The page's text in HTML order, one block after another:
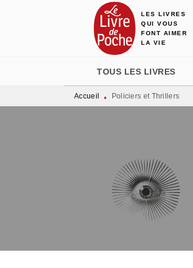
MENU RECHERCHE
LES LIVRES
QUI VOUS
FONT AIMER
LA VIE
TOUS LES LIVRES
Accueil • Policiers et Thrillers